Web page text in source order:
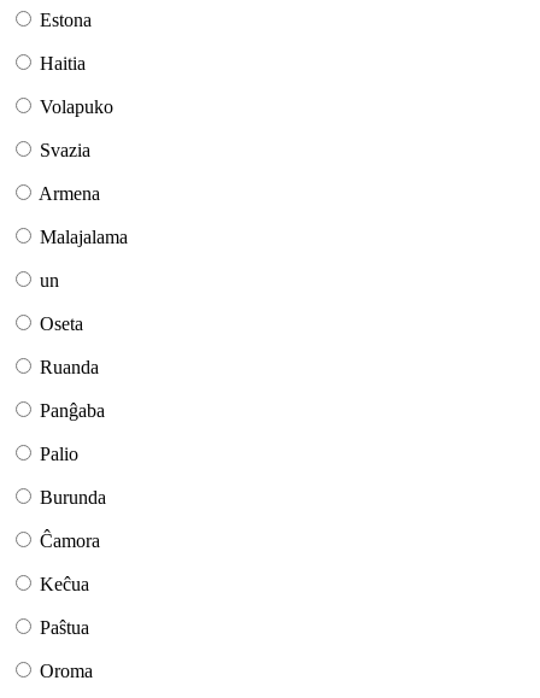
Estona
Haitia
Volapuko
Svazia
Armena
Malajalama
un
Oseta
Ruanda
Panĝaba
Palio
Burunda
Ĉamora
Keĉua
Paŝtua
Oroma